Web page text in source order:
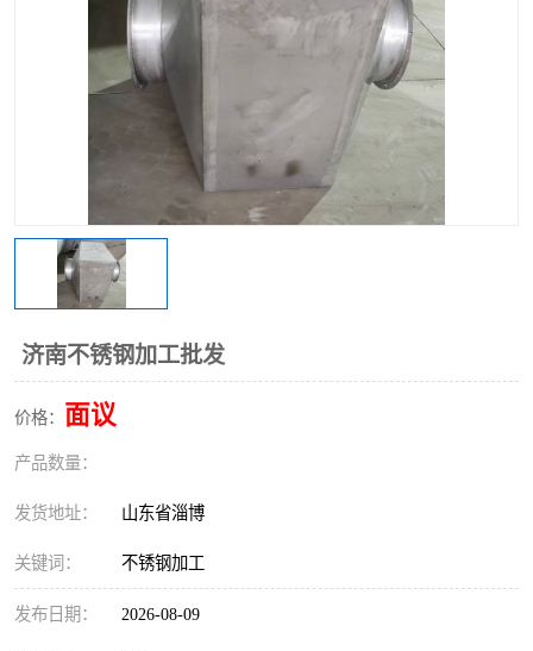
济南不锈钢加工批发
价格： 面议
产品数量：
发货地址： 山东省淄博
关键词： 不锈钢加工
发布日期： 2026-08-09
不锈钢扁钢